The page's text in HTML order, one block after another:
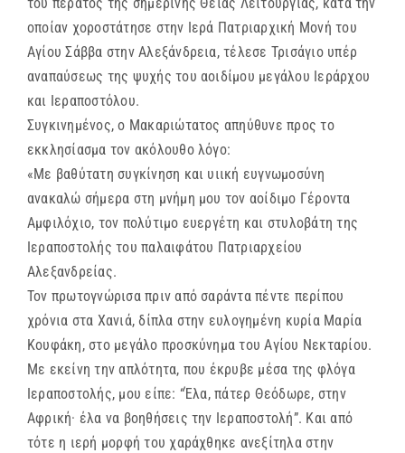
οποίαν χοροστάτησε στην Ιερά Πατριαρχική Μονή του
Αγίου Σάββα στην Αλεξάνδρεια, τέλεσε Τρισάγιο υπέρ
αναπαύσεως της ψυχής του αοιδίμου μεγάλου Ιεράρχου
και Ιεραποστόλου.
Συγκινημένος, ο Μακαριώτατος απηύθυνε προς το
εκκλησίασμα τον ακόλουθο λόγο:
«Με βαθύτατη συγκίνηση και υιική ευγνωμοσύνη
ανακαλώ σήμερα στη μνήμη μου τον αοίδιμο Γέροντα
Αμφιλόχιο, τον πολύτιμο ευεργέτη και στυλοβάτη της
Ιεραποστολής του παλαιφάτου Πατριαρχείου
Αλεξανδρείας.
Τον πρωτογνώρισα πριν από σαράντα πέντε περίπου
χρόνια στα Χανιά, δίπλα στην ευλογημένη κυρία Μαρία
Κουφάκη, στο μεγάλο προσκύνημα του Αγίου Νεκταρίου.
Με εκείνη την απλότητα, που έκρυβε μέσα της φλόγα
Ιεραποστολής, μου είπε: “Έλα, πάτερ Θεόδωρε, στην
Αφρική· έλα να βοηθήσεις την Ιεραποστολή”. Και από
τότε η ιερή μορφή του χαράχθηκε ανεξίτηλα στην